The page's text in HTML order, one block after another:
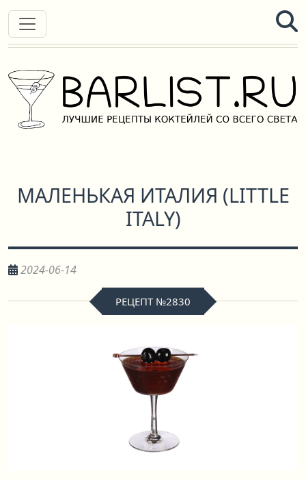
МАЛЕНЬКАЯ ИТАЛИЯ (LITTLE
ITALY)
2024-06-14
РЕЦЕПТ №2830